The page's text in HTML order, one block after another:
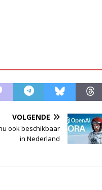
VOLGENDE
ook beschikbaar
in Nederland